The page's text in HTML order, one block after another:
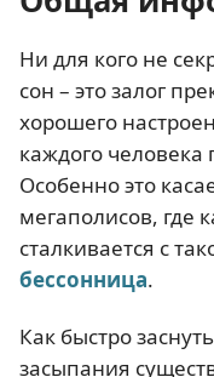
Ни для кого не
сон – это залог
хорошего
каждого человека
Особенно это
мегаполисов, где
сталкивается с
бессонница.
Как быстро
засыпания